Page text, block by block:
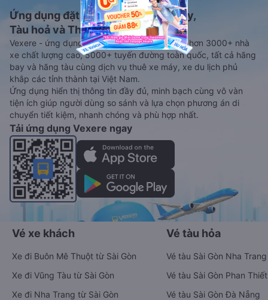
Ứng dụng đặt vé Xe khách, Máy bay,
Tàu hoả và Thuê xe
Vexere - ứng dụng đặt vé đa phương tiện với hơn 3000+ nhà
xe chất lượng cao, 5000+ tuyến đường toàn quốc, tất cả hãng
bay và hãng tàu cùng dịch vụ thuê xe máy, xe du lịch phủ
khắp các tỉnh thành tại Việt Nam.
Ứng dụng hiển thị thông tin đầy đủ, minh bạch cùng vô vàn
tiện ích giúp người dùng so sánh và lựa chọn phương án di
chuyển tiết kiệm, nhanh chóng và phù hợp nhất.
Tải ứng dụng Vexere ngay
Vé xe khách
Xe đi Buôn Mê Thuột từ Sài Gòn
Xe đi Vũng Tàu từ Sài Gòn
Xe đi Nha Trang từ Sài Gòn
Vé tàu hỏa
Vé tàu Sài Gòn Nha Trang
Vé tàu Sài Gòn Phan Thiết
Vé tàu Sài Gòn Đà Nẵng